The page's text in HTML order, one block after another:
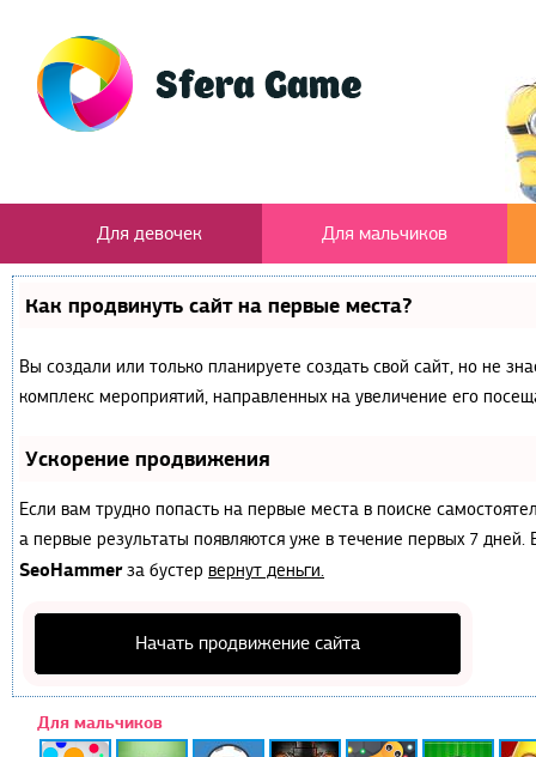
Для девочек Для мальчиков
Как продвинуть сайт на первые места?
Вы создали или только планируете создать свой сайт, но не
комплекс мероприятий, направленных на увеличение его
Ускорение продвижения
Если вам трудно попасть на первые места в поиске
а первые результаты появляются уже в течение первых 7
SeoHammerза бустер вернут деньги.
Начать продвижение сайта
Для мальчиков